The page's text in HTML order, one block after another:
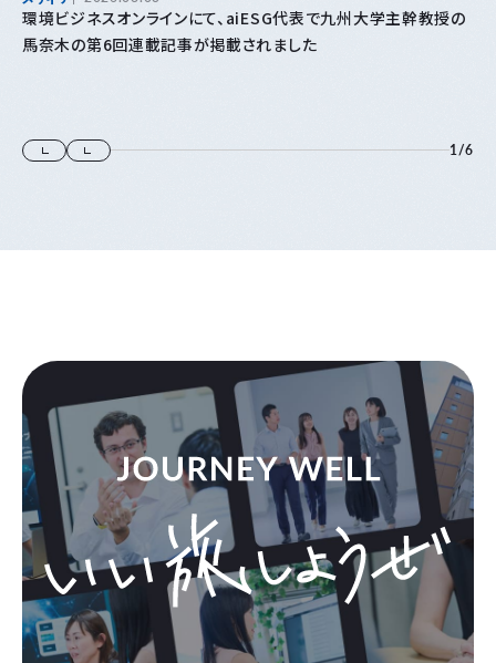
環境ビジネスオンラインにて、aiESG代表で九州大学主幹教授の
馬奈木の第6回連載記事が掲載されました
1/6